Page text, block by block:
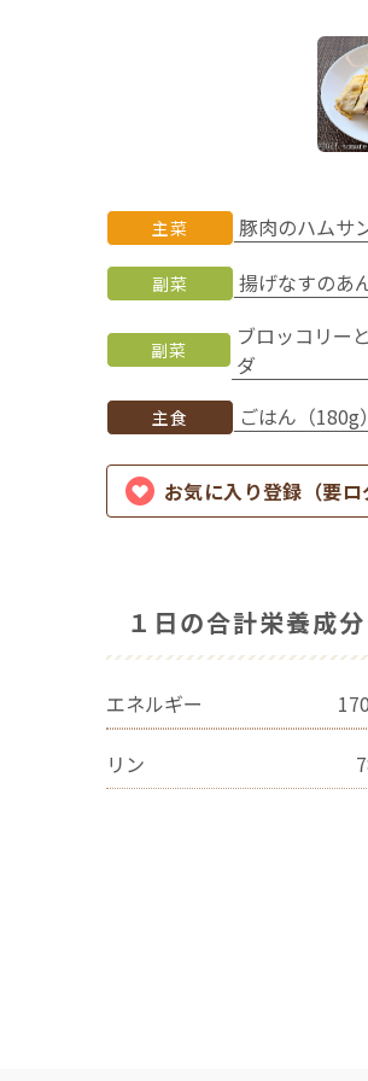
主菜 豚肉のハムサ
副菜 揚げなすのあ
副菜
ブロッコリー
ダ
主食 ごはん（180g）
お気に入り登録（要ロ
１日の合計栄養成分
エネルギー
リン